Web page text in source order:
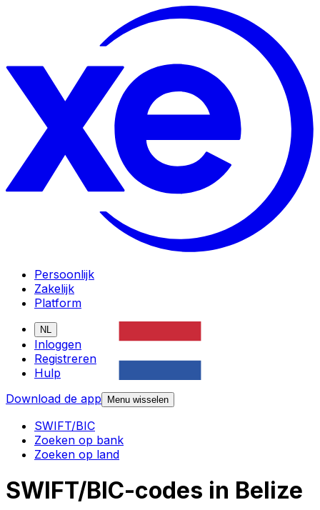
Persoonlijk
Zakelijk
Platform
NL
Inloggen
Registreren
Hulp
Download de app
Menu wisselen
SWIFT/BIC
Zoeken op bank
Zoeken op land
SWIFT/BIC-codes in Belize